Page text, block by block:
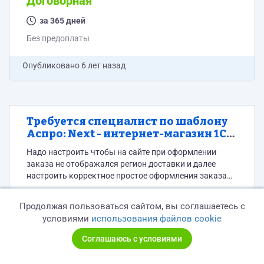
за 365 дней
Без предоплаты
Опубликовано 6 лет назад
Требуется специалист по шаблону
Аспро: Next - интернет-магазин 1С
Битрикс для настройки
оформления заказа
Надо настроить чтобы на сайте при оформлении
заказа не отображался регион доставки и далее
настроить корректное простое оформления заказа
средствами шаблона без изменения кода.
1 000 Руб
за 1 день
Продолжая пользоваться сайтом, вы соглашаетесь с
условиями использования файлов cookie
Соглашаюсь с условиями